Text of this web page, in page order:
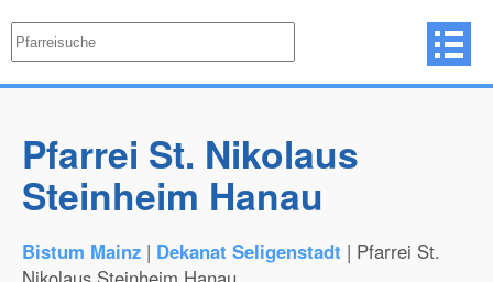
Pfarrei St. Nikolaus
Steinheim Hanau
Bistum Mainz | Dekanat Seligenstadt | Pfarrei St.